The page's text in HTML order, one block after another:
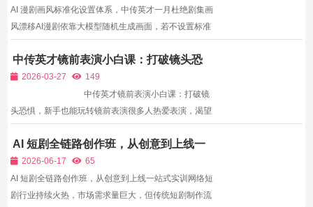
AI 漫剧画风标准化设置体系，中传英才一月杜绝剧集画
风漂移AI漫剧依靠大模型随机生成画面，若不设置标准
术风格，古风剧集上一集水墨国风、下一集现代厚涂，
人物五官、服饰线条同步变形，观众无法建立IP认知，
中传英才镜前表演小白课：打破镜头恐
惧，新手也能玩转镜前表演
2026-03-27
149
中传英才镜前表演小白课：打破镜
头恐惧，新手也能玩转镜前表演很多人热爱表演，渴望
张僵硬、不会表达、不懂表演技巧”的困境，即便有表
演热情，也不敢面对镜头，无法展现自己的表...
AI 短剧全链路创作班，从创意到上线一
站式实训
2026-06-17
65
AI 短剧全链路创作班，从创意到上线一站式实训网络短
剧行业持续火热，市场需求量巨大，但传统短剧制作流